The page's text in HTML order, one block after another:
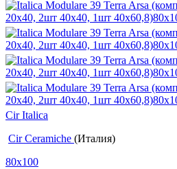
Cir Italica
Cir Ceramiche (Италия)
80x100